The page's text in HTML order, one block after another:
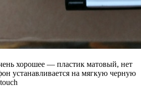
хорошее — пластик матовый, нет
устанавливается на мягкую черную